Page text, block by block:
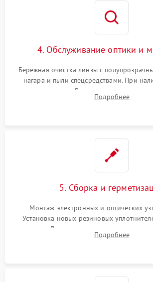
4. Обслуживание оптики и
Бережная очистка линзы с
нагара и пыли спецсредствами. При
замена стекла. Восстановление или
резьбовых элементов в механизме
Подробнее
5. Сборка и
Монтаж электронных и оптических
Установка новых резиновых
герметика. Для закрытых коллиматоров —
заполнение инертным газом для
Подробнее